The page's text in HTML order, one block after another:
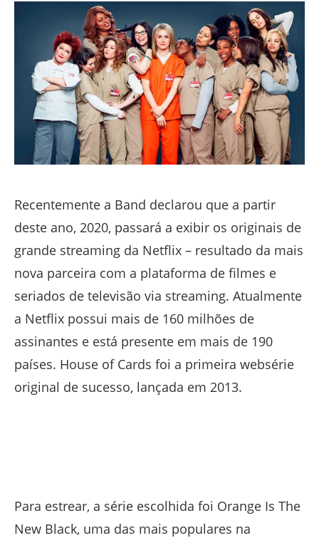
Recentemente a Band declarou que a partir
deste ano, 2020, passará a exibir os originais de
grande streaming da Netflix – resultado da mais
nova parceira com a plataforma de filmes e
seriados de televisão via streaming. Atualmente
a Netflix possui mais de 160 milhões de
assinantes e está presente em mais de 190
países. House of Cards foi a primeira websérie
original de sucesso, lançada em 2013.
Para estrear, a série escolhida foi Orange Is The
New Black, uma das mais populares na